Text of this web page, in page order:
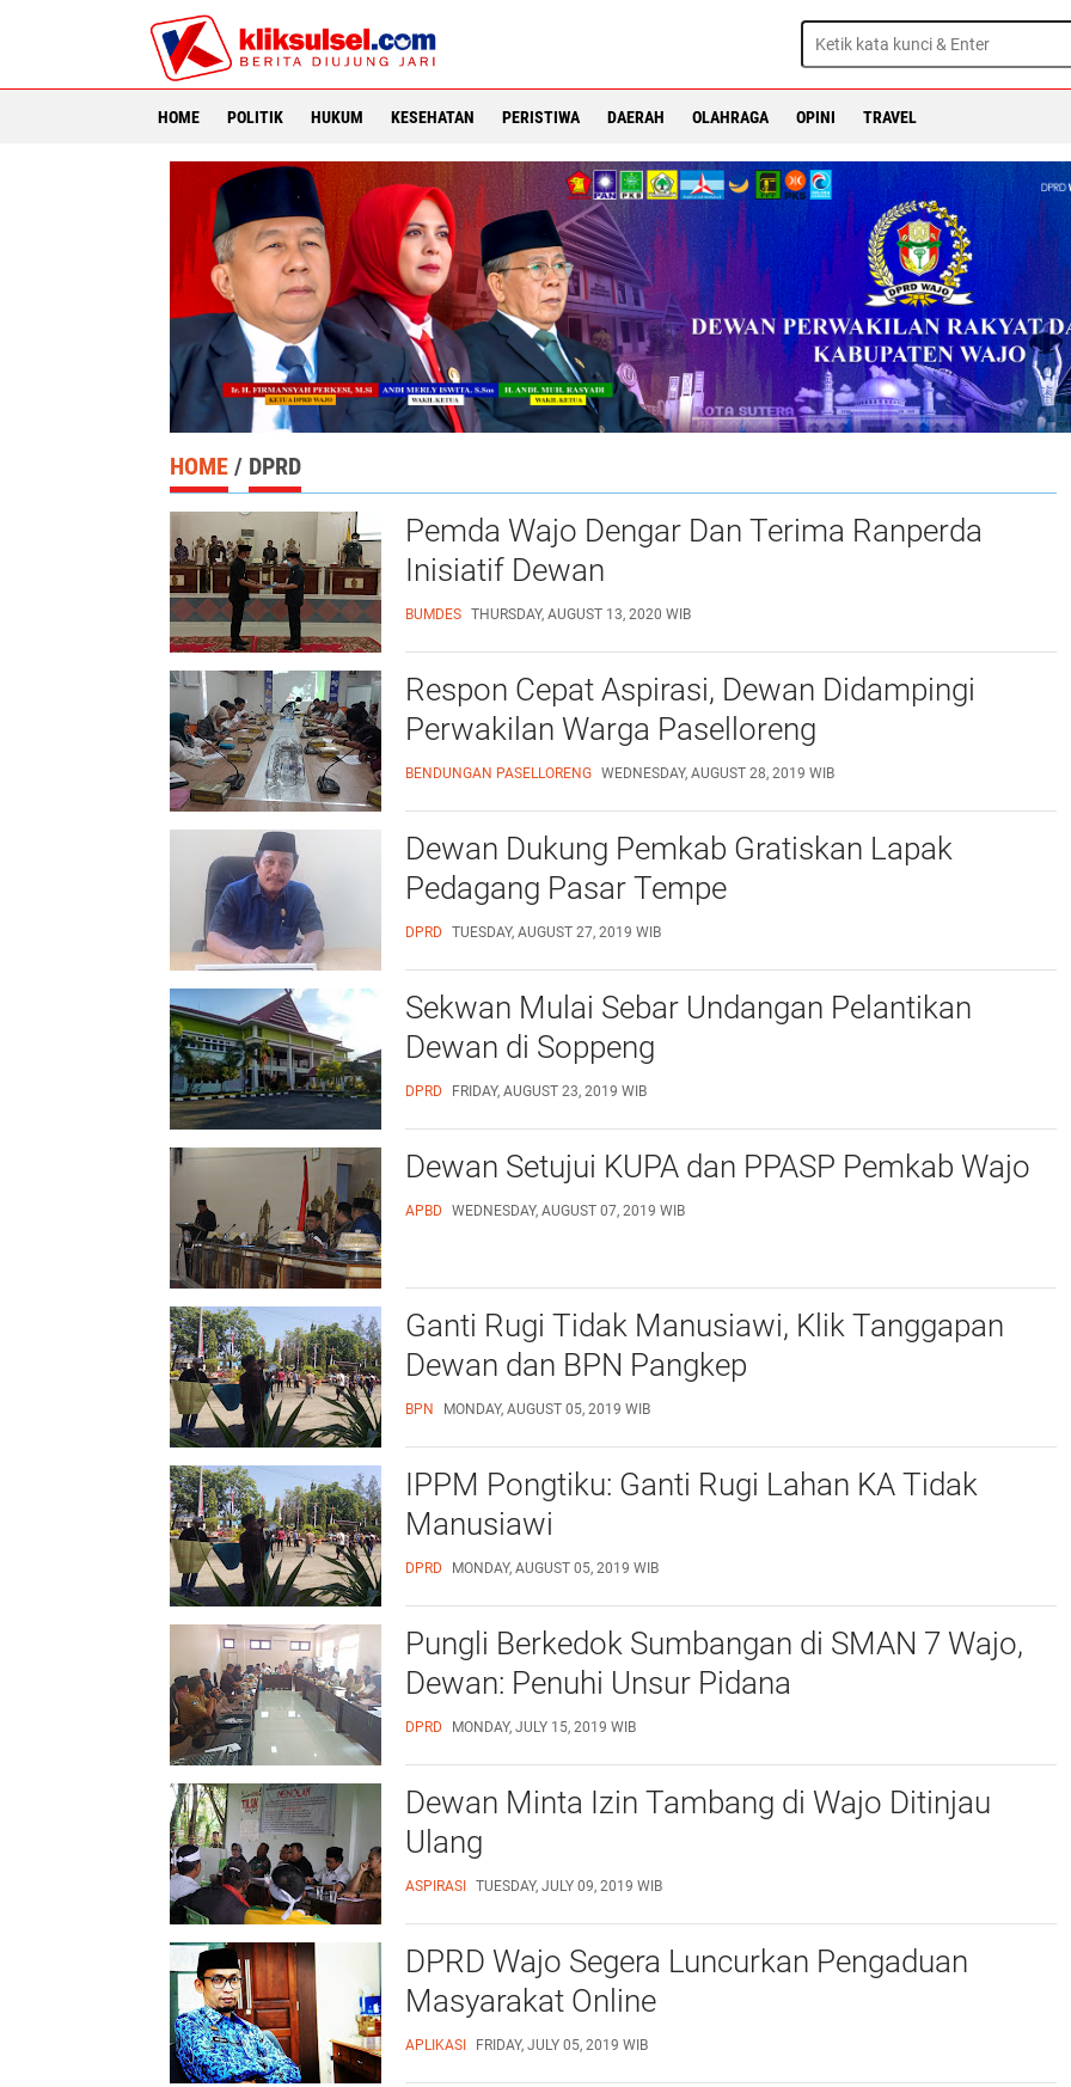
HOME POLITIK HUKUM KESEHATAN PERISTIWA DAERAH OLAHRAGA OPINI TRAVEL
HOME / DPRD
Pemda Wajo Dengar Dan Terima Ranperda
Inisiatif Dewan
BUMDES THURSDAY, AUGUST 13, 2020 WIB
Respon Cepat Aspirasi, Dewan Didampingi
Perwakilan Warga Paselloreng
BENDUNGAN PASELLORENG WEDNESDAY, AUGUST 28, 2019 WIB
Dewan Dukung Pemkab Gratiskan Lapak
Pedagang Pasar Tempe
DPRD TUESDAY, AUGUST 27, 2019 WIB
Sekwan Mulai Sebar Undangan Pelantikan
Dewan di Soppeng
DPRD FRIDAY, AUGUST 23, 2019 WIB
Dewan Setujui KUPA dan PPASP Pemkab Wajo
APBD WEDNESDAY, AUGUST 07, 2019 WIB
Ganti Rugi Tidak Manusiawi, Klik Tanggapan
Dewan dan BPN Pangkep
BPN MONDAY, AUGUST 05, 2019 WIB
IPPM Pongtiku: Ganti Rugi Lahan KA Tidak
Manusiawi
DPRD MONDAY, AUGUST 05, 2019 WIB
Pungli Berkedok Sumbangan di SMAN 7 Wajo,
Dewan: Penuhi Unsur Pidana
DPRD MONDAY, JULY 15, 2019 WIB
Dewan Minta Izin Tambang di Wajo Ditinjau
Ulang
ASPIRASI TUESDAY, JULY 09, 2019 WIB
DPRD Wajo Segera Luncurkan Pengaduan
Masyarakat Online
APLIKASI FRIDAY, JULY 05, 2019 WIB